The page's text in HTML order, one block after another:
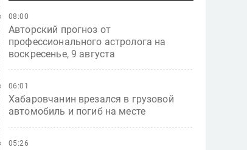
Авторский прогноз от
профессионального астролога на
воскресенье, 9 августа
08:00
Хабаровчанин врезался в грузовой
автомобиль и погиб на месте
06:01
05:26